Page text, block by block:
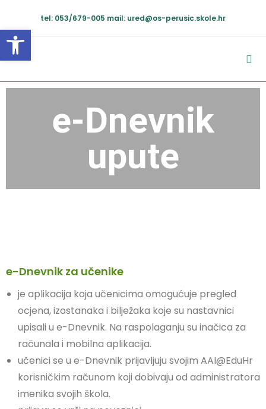
Open toolbar
tel: 053/679-005 mail: ured@os-perusic.skole.hr
e-Dnevnik
upute
e-Dnevnik za učenike
je aplikacija koja učenicima omogućuje pregled
ocjena, izostanaka i bilježaka koje su nastavnici
upisali u e-Dnevnik. Na raspolaganju su inačica za
računala i mobilna aplikacija.
učenici se u e-Dnevnik prijavljuju svojim AAI@EduHr
korisničkim računom koji dobivaju od administratora
imenika svojih škola.